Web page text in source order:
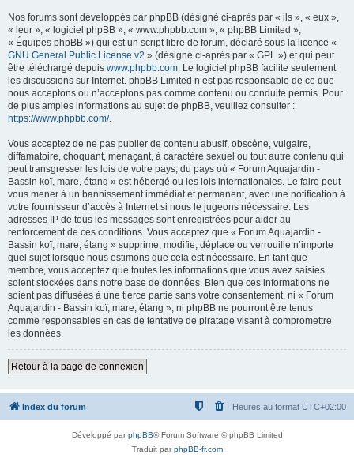
Nos forums sont développés par phpBB (désigné ci-après par « ils », « eux »,
« leur », « logiciel phpBB », « www.phpbb.com », « phpBB Limited »,
« Équipes phpBB ») qui est un script libre de forum, déclaré sous la licence «
GNU General Public License v2 » (désigné ci-après par « GPL ») et qui peut
être téléchargé depuis www.phpbb.com. Le logiciel phpBB facilite seulement
les discussions sur Internet. phpBB Limited n’est pas responsable de ce que
nous acceptons ou n’acceptons pas comme contenu ou conduite permis. Pour
de plus amples informations au sujet de phpBB, veuillez consulter :
https://www.phpbb.com/.
Vous acceptez de ne pas publier de contenu abusif, obscène, vulgaire,
diffamatoire, choquant, menaçant, à caractère sexuel ou tout autre contenu qui
peut transgresser les lois de votre pays, du pays où « Forum Aquajardin -
Bassin koï, mare, étang » est hébergé ou les lois internationales. Le faire peut
vous mener à un bannissement immédiat et permanent, avec une notification à
votre fournisseur d’accès à Internet si nous le jugeons nécessaire. Les
adresses IP de tous les messages sont enregistrées pour aider au
renforcement de ces conditions. Vous acceptez que « Forum Aquajardin -
Bassin koï, mare, étang » supprime, modifie, déplace ou verrouille n’importe
quel sujet lorsque nous estimons que cela est nécessaire. En tant que
membre, vous acceptez que toutes les informations que vous avez saisies
soient stockées dans notre base de données. Bien que ces informations ne
soient pas diffusées à une tierce partie sans votre consentement, ni « Forum
Aquajardin - Bassin koï, mare, étang », ni phpBB ne pourront être tenus
comme responsables en cas de tentative de piratage visant à compromettre
les données.
Retour à la page de connexion
Index du forum Heures au format UTC+02:00
Développé parphpBB® Forum Software © phpBB Limited
Traduit parphpBB-fr.com